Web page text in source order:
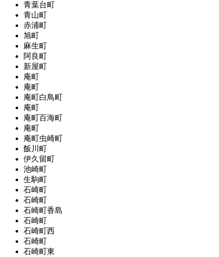
青葉台町
青山町
赤浦町
旭町
麻生町
阿良町
新屋町
庵町
庵町
庵町白鳥町
庵町
庵町百海町
庵町
庵町虫崎町
飯川町
伊久留町
池崎町
生駒町
石崎町
石崎町
石崎町香島
石崎町
石崎町西
石崎町
石崎町東